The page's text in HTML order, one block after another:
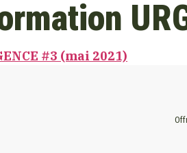
#3 (mai 2021)